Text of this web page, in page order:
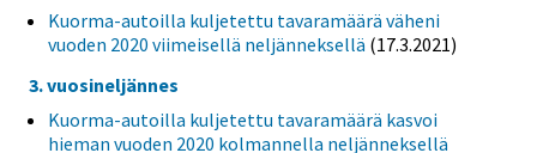
Kuorma-autoilla kuljetettu tavaramäärä väheni
vuoden 2020 viimeisellä neljänneksellä (17.3.2021)
3. vuosineljännes
Kuorma-autoilla kuljetettu tavaramäärä kasvoi
hieman vuoden 2020 kolmannella neljänneksellä